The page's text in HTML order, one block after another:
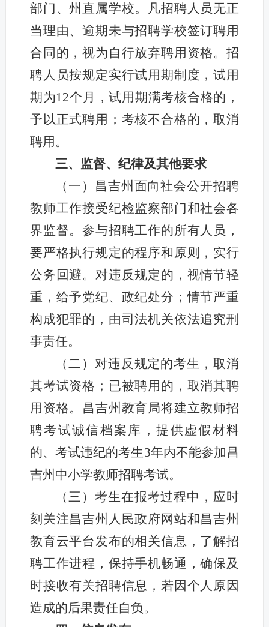
部门、州直属学校。凡招聘人员无正
当理由、逾期未与招聘学校签订聘用
合同的，视为自行放弃聘用资格。招
聘人员按规定实行试用期制度，试用
期为12个月，试用期满考核合格的，
予以正式聘用；考核不合格的，取消
聘用。
三、监督、纪律及其他要求
（一）昌吉州面向社会公开招聘
教师工作接受纪检监察部门和社会各
界监督。参与招聘工作的所有人员，
要严格执行规定的程序和原则，实行
公务回避。对违反规定的，视情节轻
重，给予党纪、政纪处分；情节严重
构成犯罪的，由司法机关依法追究刑
事责任。
（二）对违反规定的考生，取消
其考试资格；已被聘用的，取消其聘
用资格。昌吉州教育局将建立教师招
聘考试诚信档案库，提供虚假材料
的、考试违纪的考生3年内不能参加昌
吉州中小学教师招聘考试。
（三）考生在报考过程中，应时
刻关注昌吉州人民政府网站和昌吉州
教育云平台发布的相关信息，了解招
聘工作进程，保持手机畅通，确保及
时接收有关招聘信息，若因个人原因
造成的后果责任自负。